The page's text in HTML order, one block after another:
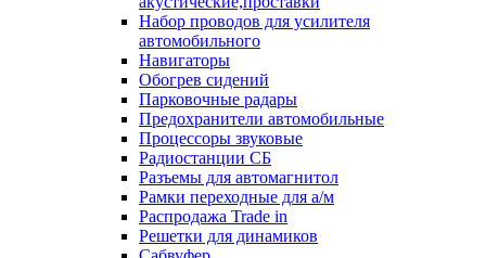
Набор проводов для усилителя
автомобильного
Навигаторы
Обогрев сидений
Парковочные радары
Предохранители автомобильные
Процессоры звуковые
Радиостанции СБ
Разъемы для автомагнитол
Рамки переходные для а/м
Распродажа Trade in
Решетки для динамиков